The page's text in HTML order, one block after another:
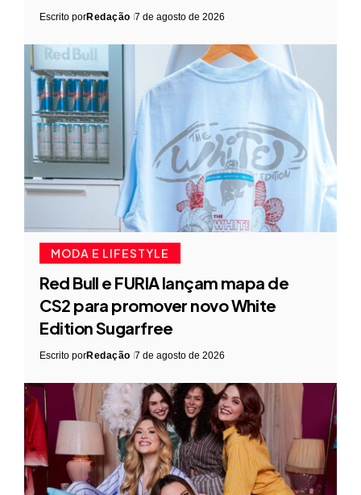
Escrito porRedação 7 de agosto de 2026
MODA E LIFESTYLE
Red Bull e FURIA lançam mapa de
CS2 para promover novo White
Edition Sugarfree
Escrito porRedação 7 de agosto de 2026